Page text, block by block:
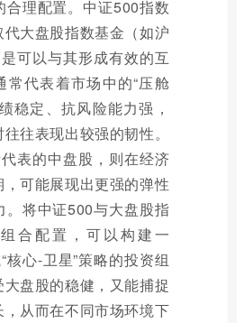
合理配置。中证500指数
大盘股指数基金（如沪
可以与其形成有效的互
常代表着市场中的“压舱
稳定、抗风险能力强，
往表现出较强的韧性。
表的中盘股，则在经济
可能展现出更强的弹性
。将中证500与大盘股指
合配置，可以构建一
核心-卫星”策略的投资组
盘股的稳健，又能捕捉
，从而在不同市场环境下